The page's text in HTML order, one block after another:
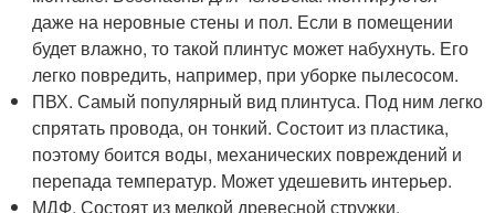
даже на неровные стены и пол. Если в помещении
будет влажно, то такой плинтус может набухнуть. Его
легко повредить, например, при уборке пылесосом.
ПВХ. Самый популярный вид плинтуса. Под ним легко
спрятать провода, он тонкий. Состоит из пластика,
поэтому боится воды, механических повреждений и
перепада температур. Может удешевить интерьер.
МДФ. Состоят из мелкой древесной стружки.